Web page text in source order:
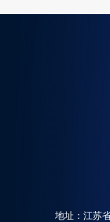
地址：江苏